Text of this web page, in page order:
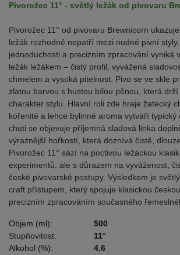
Pivorožec 11° - světlý ležák od pivovaru
Pivorožec 11° od pivovaru Brewnicorn
ležák rozhodně nepatří mezi nudné pivní
jednoduchosti a precizním zpracování vyniká
ležák ležákem – čistý profil, vyvážená
chmelem a vysoká pitelnost. Pivo se ve skle
zlatou barvou s hustou bílou pěnou, která
charakter stylu. Hlavní roli zde hraje žatecký
kořenité a lehce bylinné aroma vytváří typický
chuti se objevuje příjemná sladová linka
výraznější hořkostí, která doznívá čistě,
Pivorožec 11° sází na poctivou ležáckou
experimentů, ale s důrazem na vyváženost,
české pivovarské postupy. Výsledkem je
craft přístupem, který spojuje klasickou
precizním zpracováním současného
Objem (ml):
500
Stupňovitost:
11°
Alkohol (%):
4,6